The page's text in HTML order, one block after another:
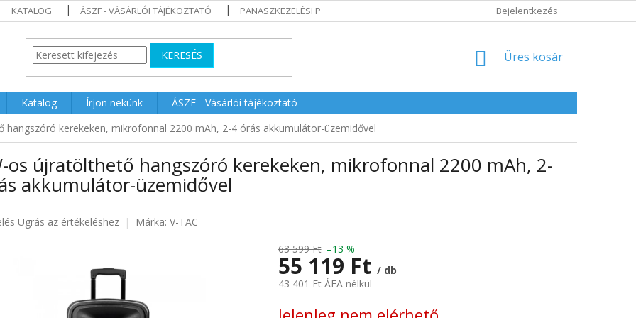
KATALOG ÁSZF - VÁSÁRLÓI TÁJÉKOZTATÓ PANASZKEZELÉSI POLITIKA Bejelentkezés
KERESÉS KOSÁR
Üres kosár
Katalog Írjon nekünk
ÁSZF - Vásárlói tájékoztató
hangszóró kerekeken, mikrofonnal 2200 mAh, 2-4 órás akkumulátor-üzemidővel
os újratölthető hangszóró kerekeken, mikrofonnal 2200 mAh, 2-
akkumulátor-üzemidővel
Ugrás az értékeléshez Márka: V-TAC
63 599 Ft –13 %
55 119 Ft / db
43 401 Ft ÁFA nélkül